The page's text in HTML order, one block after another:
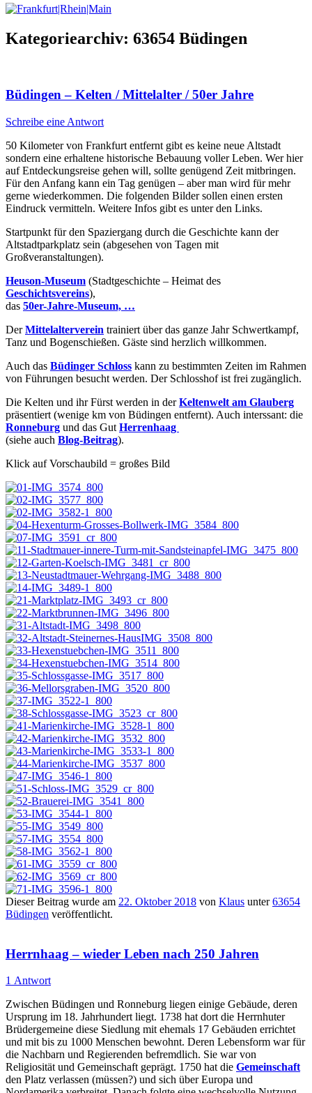
Kategoriearchiv: 63654 Büdingen
Büdingen – Kelten / Mittelalter / 50er Jahre
Schreibe eine Antwort
50 Kilometer von Frankfurt entfernt gibt es keine neue Altstadt
sondern eine erhaltene historische Bebauung voller Leben. Wer hier
auf Entdeckungsreise gehen will, sollte genügend Zeit mitbringen.
Für den Anfang kann ein Tag genügen – aber man wird für mehr
gerne wiederkommen. Die folgenden Bilder sollen einen ersten
Eindruck vermitteln. Weitere Infos gibt es unter den Links.
Startpunkt für den Spaziergang durch die Geschichte kann der
Altstadtparkplatz sein (abgesehen von Tagen mit
Großveranstaltungen).
Heuson-Museum (Stadtgeschichte – Heimat des
Geschichtsvereins),
das 50er-Jahre-Museum, …
DerMittelalterverein trainiert über das ganze Jahr Schwertkampf,
Tanz und Bogenschießen. Gäste sind herzlich willkommen.
Auch das Büdinger Schloss kann zu bestimmten Zeiten im Rahmen
von Führungen besucht werden. Der Schlosshof ist frei zugänglich.
Die Kelten und ihr Fürst werden in derKeltenwelt am Glauberg
präsentiert (wenige km von Büdingen entfernt). Auch interssant: die
Ronneburg und das Gut Herrenhaag
(siehe auch Blog-Beitrag).
Klick auf Vorschaubild = großes Bild
Dieser Beitrag wurde am 22. Oktober 2018 von Klaus unter63654
Büdingen veröffentlicht.
Herrnhaag – wieder Leben nach 250 Jahren
1 Antwort
Zwischen Büdingen und Ronneburg liegen einige Gebäude, deren
Ursprung im 18. Jahrhundert liegt. 1738 hat dort die Herrnhuter
Brüdergemeine diese Siedlung mit ehemals 17 Gebäuden errichtet
und mit bis zu 1000 Menschen bewohnt. Deren Lebensform war für
die Nachbarn und Regierenden befremdlich. Sie war von
Religiosität und Gemeinschaft geprägt. 1750 hat die Gemeinschaft
den Platz verlassen (müssen?) und sich über Europa und